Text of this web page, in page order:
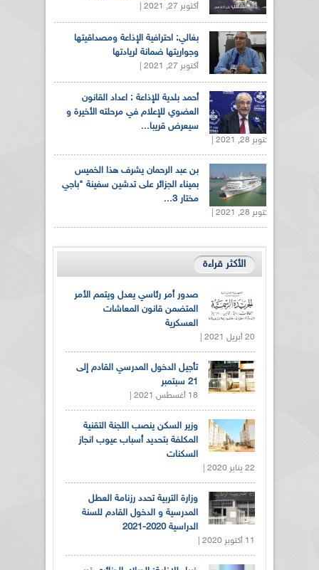
أكتوبر 27, 2021 |
بغالي: احترافية الإذاعة ومصداقيتها
وجواريتها ضمانة لريادتها
أكتوبر 27, 2021 |
أحمد بلدية للإذاعة : اعداد القانون
العضوي للإعلام في مرحلته الأخيرة و
سيعرض قريبا...
أكتوبر 28, 2021 |
بن عبد الرحمان يشرف هذا الخميس
بميناء الجزائر على تدشين سفينة "باجي
مختار 3...
أكتوبر 28, 2021 |
الأكثر قراءة
صدور أمر رئاسي يعدل ويتمم الأمر
المتضمن قانون المعاشات
العسكرية
20 أبريل 2021 |
تأجيل الدخول المدرسي القادم إلى
21 سبتمبر
18 أغسطس 2021 |
وزير السكن ينصب اللجنة التقنية
المكلفة بتحديد أسباب عيوب انجاز
السكنات
22 يناير 2020 |
وزارة التربية تحدد رزنامة العطل
المدرسية و الدخول القادم للسنة
الدراسية 2020-2021
11 أكتوبر 2020 |